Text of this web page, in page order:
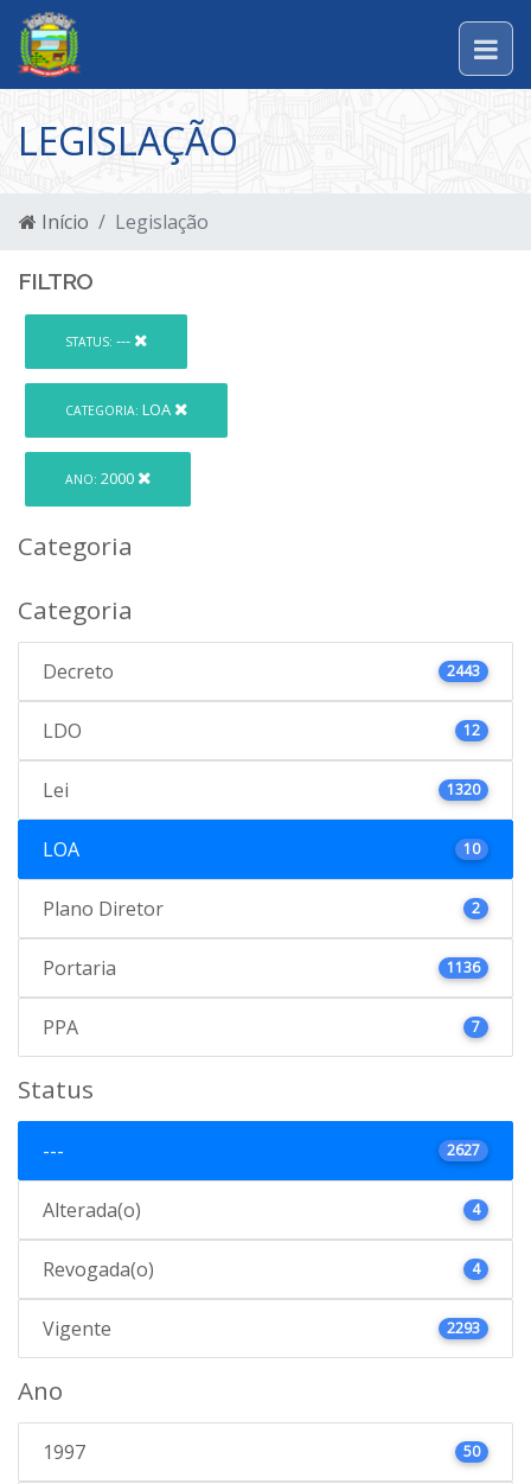
LEGISLAÇÃO
Início Legislação
FILTRO
STATUS: ---
CATEGORIA: LOA
ANO: 2000
Categoria
Categoria
Decreto 2443
LDO 12
Lei 1320
LOA 10
Plano Diretor 2
Portaria 1136
PPA 7
Status
--- 2627
Alterada(o) 4
Revogada(o) 4
Vigente 2293
Ano
1997 50